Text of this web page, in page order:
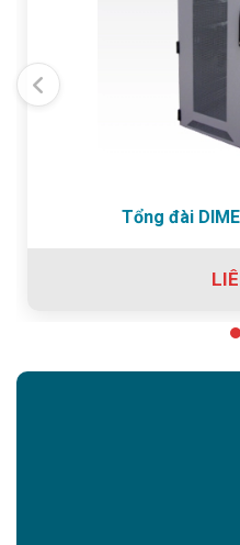
Tổng đài